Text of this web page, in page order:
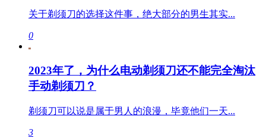
关于剃须刀的选择这件事，绝大部分的男生其实...
0
2023年了，为什么电动剃须刀还不能完全淘汰
手动剃须刀？
剃须刀可以说是属于男人的浪漫，毕竟他们一天...
3